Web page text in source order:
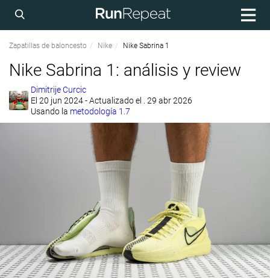
Zapatillas de baloncesto Nike Nike Sabrina 1
Nike Sabrina 1: análisis y review
Dimitrije Curcic
El 20 jun 2024- Actualizado el . 29 abr 2026
Usando la metodología 1.7